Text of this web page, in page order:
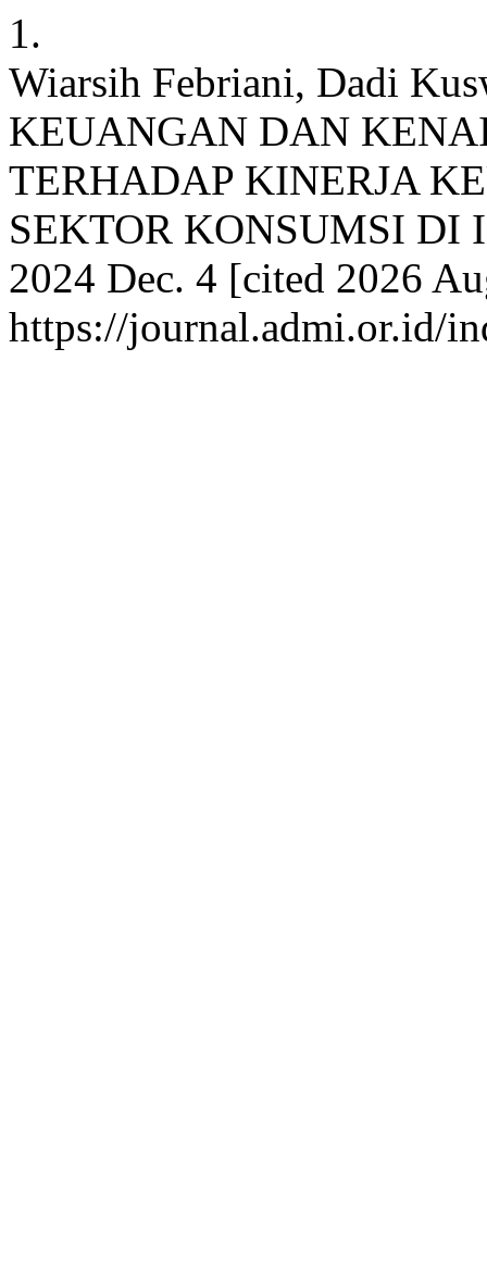
1.
Wiarsih Febriani, Dadi
KEUANGAN DAN
TERHADAP KINERJA
SEKTOR KONSUMSI DI
2024 Dec. 4 [cited 2026
https://journal.admi.or.id/